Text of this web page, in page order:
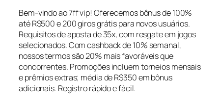
Bem-vindo ao 7ff vip! Oferecemos bônus de 100%
até R$500 e 200 giros grátis para novos usuários.
Requisitos de aposta de 35x, com resgate em jogos
selecionados. Com cashback de 10% semanal,
nossos termos são 20% mais favoráveis que
concorrentes. Promoções incluem torneios mensais
e prêmios extras; média de R$350 em bônus
adicionais. Registro rápido e fácil.